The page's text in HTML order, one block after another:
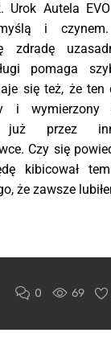
Urok Autela
i
zdradę
pomaga
się też, że
i
już przez
Czy się
kibicował
że zawsze
0 69